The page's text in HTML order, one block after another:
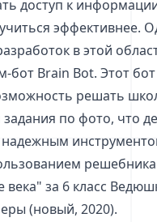
доступ к
эффективнее.
в этой
бот Brain Bot. Этот бот
решать
по фото, что
века" за 6 класс
(новый, 2020).